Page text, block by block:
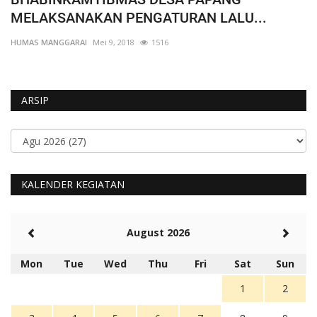
MELAKSANAKAN PENGATURAN LALU...
HUMAS MANGGARAI Mei 9, 2018 1516
ARSIP
KALENDER KEGIATAN
August 2026
Mon Tue Wed Thu Fri Sat
Sun
1
2